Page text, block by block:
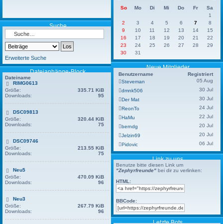
Suche
Erweiterte Suche
Dateianhänge-Block
Dateiname
RIMG0613
Größe:
335.71 KiB
Downloads:
95
DSC09813
Größe:
320.44 KiB
Downloads:
75
DSC09746
Größe:
213.55 KiB
Downloads:
75
Neu5
Größe:
470.09 KiB
Downloads:
96
Neu3
Größe:
267.79 KiB
Downloads:
96
So
Mo Di Mi Do Fr
Sa
1
2
3 4 5 6 7
8
9
10 11 12 13 14
15
16
17 18 19 20 21
22
23
24 25 26 27 28
29
30
31
Neue Mitglieder
Benutzername
Registriert
Steveman
05 Aug
dmnk506
30 Jul
Der Mat
30 Jul
ReonTo
24 Jul
HaMu
22 Jul
berndg
20 Jul
Jelzin69
20 Jul
Pidovic
06 Jul
Link zu uns
Benutze bitte diesen Link um
"Zephyrfreunde" bei dir zu verlinken:
HTML:
BBCode:
Letzte Bots